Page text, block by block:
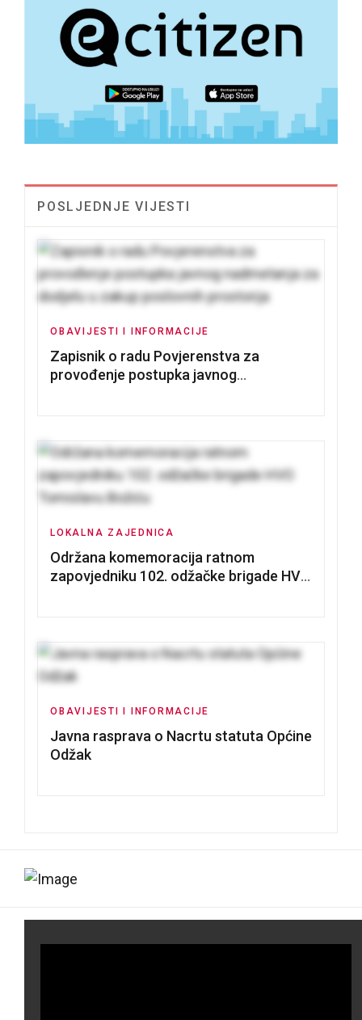
POSLJEDNJE VIJESTI
OBAVIJESTI I INFORMACIJE
Zapisnik o radu Povjerenstva za
provođenje postupka javnog
LOKALNA ZAJEDNICA
Održana komemoracija ratnom
zapovjedniku 102. odžačke brigade HVO
OBAVIJESTI I INFORMACIJE
Javna rasprava o Nacrtu statuta Općine
Odžak